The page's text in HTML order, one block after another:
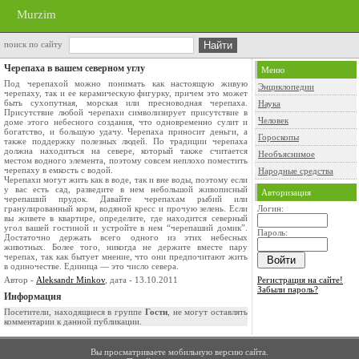
Murzim
поиск по сайту
Черепаха в вашем северном углу
Под черепахой можно понимать как настоящую живую
черепаху, так и ее керамическую фигурку, причем это может
быть сухопутная, морская или пресноводная черепаха.
Присутствие любой черепахи символизирует присутствие в
доме этого небесного создания, что одновременно сулит и
богатство, и большую удачу. Черепаха приносит деньги, а
также поддержку полезных людей. По традиции черепаха
должна находиться на севере, который также считается
местом водного элемента, поэтому совсем неплохо поместить
черепаху в емкость с водой.
Черепахи могут жить как в воде, так и вне воды, поэтому если
у вас есть сад, разведите в нем небольшой живописный
черепаший прудок. Давайте черепахам рыбий или
гранулированный корм, водяной кресс и прочую зелень. Если
вы живете в квартире, определите, где находится северный
угол вашей гостиной и устройте в нем “черепаший домик”.
Достаточно держать всего одного из этих небесных
животных. Более того, никогда не держите вместе пару
черепах, так как бытует мнение, что они предпочитают жить
в одиночестве. Единица — это число севера.
Автор - Aleksandr Minkov, дата - 13.10.2011
Информация
Посетители, находящиеся в группе Гости, не могут оставлять
комментарии к данной публикации.
Меню
Энциклопедии
Наука
Человек
Гороскопы
Необъяснимое
Народные средства
Авторизация
Логин:
Пароль:
Регистрация на сайте!
Забыли пароль?
Вы просматриваете мобильную версию сайта.